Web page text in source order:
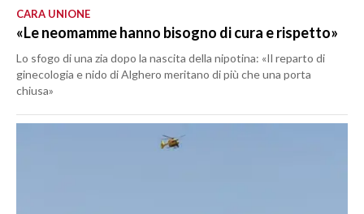
CARA UNIONE
«Le neomamme hanno bisogno di cura e rispetto»
Lo sfogo di una zia dopo la nascita della nipotina: «Il reparto di
ginecologia e nido di Alghero meritano di più che una porta
chiusa»